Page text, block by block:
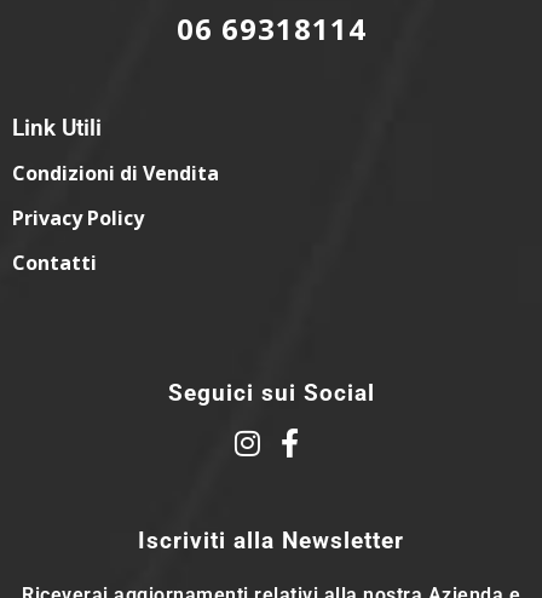
06 69318114
Link Utili
Condizioni di Vendita
Privacy Policy
Contatti
Seguici sui Social
Iscriviti alla Newsletter